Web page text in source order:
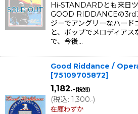
Hi-STANDARDとも来日
GOOD RIDDANCEの
ジーでアングリーなハード
と、ポップでメロディアス
で、今後…
Good Riddance /
[75109705872]
1,182.-(税別)
(税込: 1,300.-)
在庫わずか